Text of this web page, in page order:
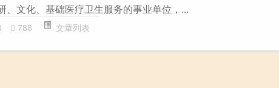
、文化、基础医疗卫生服务的事业单位，...
788 文章列表